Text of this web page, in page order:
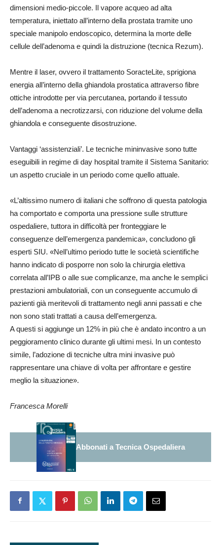
dimensioni medio-piccole. Il vapore acqueo ad alta
temperatura, iniettato all’interno della prostata tramite uno
speciale manipolo endoscopico, determina la morte delle
cellule dell’adenoma e quindi la distruzione (tecnica Rezum).
Mentre il laser, ovvero il trattamento SoracteLite, sprigiona
energia all’interno della ghiandola prostatica attraverso fibre
ottiche introdotte per via percutanea, portando il tessuto
dell’adenoma a necrotizzarsi, con riduzione del volume della
ghiandola e conseguente disostruzione.
Vantaggi ‘assistenziali’. Le tecniche mininvasive sono tutte
eseguibili in regime di day hospital tramite il Sistema Sanitario:
un aspetto cruciale in un periodo come quello attuale.
«L’altissimo numero di italiani che soffrono di questa patologia
ha comportato e comporta una pressione sulle strutture
ospedaliere, tuttora in difficoltà per fronteggiare le
conseguenze dell’emergenza pandemica», concludono gli
esperti SIU. «Nell’ultimo periodo tutte le società scientifiche
hanno indicato di posporre non solo la chirurgia elettiva
correlata all’IPB o alle sue complicanze, ma anche le semplici
prestazioni ambulatoriali, con un conseguente accumulo di
pazienti già meritevoli di trattamento negli anni passati e che
non sono stati trattati a causa dell’emergenza.
A questi si aggiunge un 12% in più che è andato incontro a un
peggioramento clinico durante gli ultimi mesi. In un contesto
simile, l’adozione di tecniche ultra mini invasive può
rappresentare una chiave di volta per affrontare e gestire
meglio la situazione».
Francesca Morelli
Abbonati a Tecnica Ospedaliera